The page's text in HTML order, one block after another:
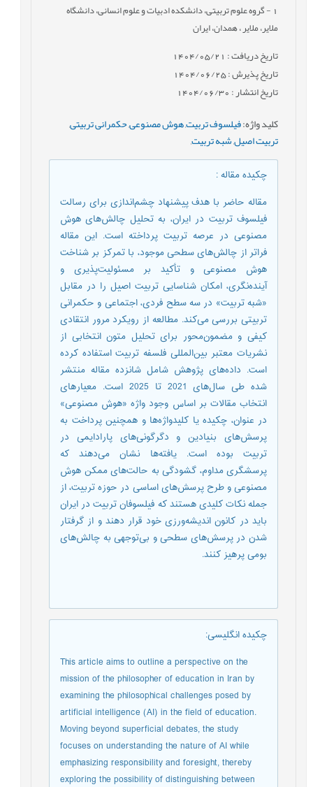
- گروه علوم تربیتی، دانشکده ادبیات و علوم انسانی، دانشگاه
ملایر، ملایر ، همدان، ایران
تاریخ دریافت : 1404/05/21
تاریخ پذیرش : 1404/06/25
تاریخ انتشار : 1404/06/30
کلید واژه:فیلسوف تربیت,هوش مصنوعی,حکمرانی تربیتی,
تربیت اصیل,شبه تربیت,
چکیده مقاله:
مقاله حاضر با هدف پیشنهاد چشم‌اندازی برای رسالت
فیلسوف تربیت در ایران، به تحلیل چالش‌های هوش
مصنوعی در عرصه تربیت پرداخته است. این مقاله
فراتر از چالش‌های سطحی موجود، با تمرکز بر شناخت
هوش مصنوعی و تأکید بر مسئولیت‌پذیری و
آینده‌نگری، امکان شناسایی تربیت اصیل را در مقابل
«شبه تربیت» در سه سطح فردی، اجتماعی و حکمرانی
تربیتی بررسی می‌کند. مطالعه از رویکرد مرور انتقادی
کیفی و مضمون‌محور برای تحلیل متون انتخابی از
نشریات معتبر بین‌المللی فلسفه تربیت استفاده کرده
است. داده‌های پژوهش شامل شانزده مقاله منتشر
شده طی سال‌های 2021 تا 2025 است. معیارهای
انتخاب مقالات بر اساس وجود واژه «هوش مصنوعی»
در عنوان، چکیده یا کلیدواژه‌ها و همچنین پرداخت به
پرسش‌های بنیادین و دگرگونی‌های پارادایمی در
تربیت بوده است. یافته‌ها نشان می‌دهند که
پرسشگری مداوم، گشودگی به حالت‌های ممکن هوش
مصنوعی و طرح پرسش‌های اساسی در حوزه تربیت، از
جمله نکات کلیدی هستند که فیلسوفان تربیت در ایران
باید در کانون اندیشه‌ورزی خود قرار دهند و از گرفتار
شدن در پرسش‌های سطحی و بی‌توجهی به چالش‌های
بومی پرهیز کنند.
چکیده انگلیسی:
This article aims to outline a perspective on the
mission of the philosopher of education in Iran by
examining the philosophical challenges posed by
artificial intelligence (AI) in the field of education.
Moving beyond superficial debates, the study
focuses on understanding the nature of AI while
emphasizing responsibility and foresight, thereby
exploring the possibility of distinguishing between